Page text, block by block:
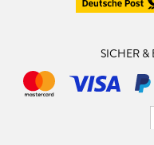
SICHER &